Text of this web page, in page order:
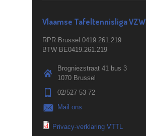
Vlaamse Tafeltennisliga VZW
RPR Brussel 0419.261.219
BTW BE0419.261.219
Brogniezstraat 41 bus 3
1070 Brussel
02/527 53 72
Mail ons
Privacy-verklaring VTTL